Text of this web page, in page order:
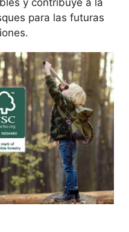
para las futuras